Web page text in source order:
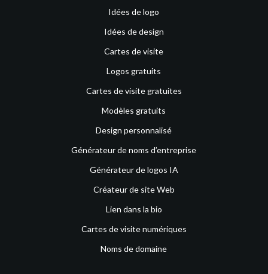
Idées de logo
Idées de design
Cartes de visite
Logos gratuits
Cartes de visite gratuites
Modèles gratuits
Design personnalisé
Générateur de noms d’entreprise
Générateur de logos IA
Créateur de site Web
Lien dans la bio
Cartes de visite numériques
Noms de domaine